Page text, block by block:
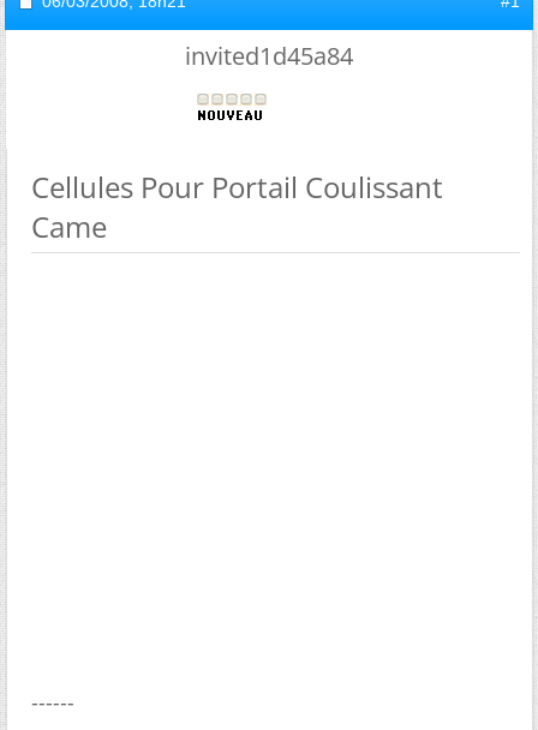
invited1d45a84
Cellules Pour Portail Coulissant
Came
------